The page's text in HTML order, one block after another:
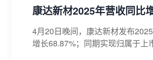
康达新材2025年营收同比
4月20日晚间，康达新材发布
增长68.87%；同期实现归属于上